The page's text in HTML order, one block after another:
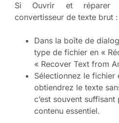
Si Ouvrir et réparer
convertisseur de texte brut :
Dans la boîte de
type de fichier en «
« Recover Text from
Sélectionnez le fichier
obtiendrez le texte
c’est souvent
contenu essentiel.